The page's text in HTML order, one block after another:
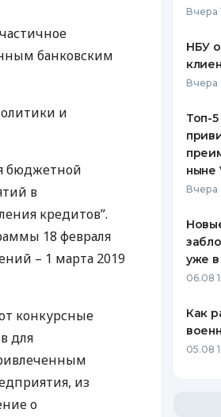
КЕШБЭКА
ВСЕ
банковским
и
бюджетной
в
кредитов”.
18 февраля
– 1 марта 2019
конкурсные
для
из
о
Вчера
НБУ
Вчера
Топ-
ныне
Вчера
уже в
06.08
Как
05.08